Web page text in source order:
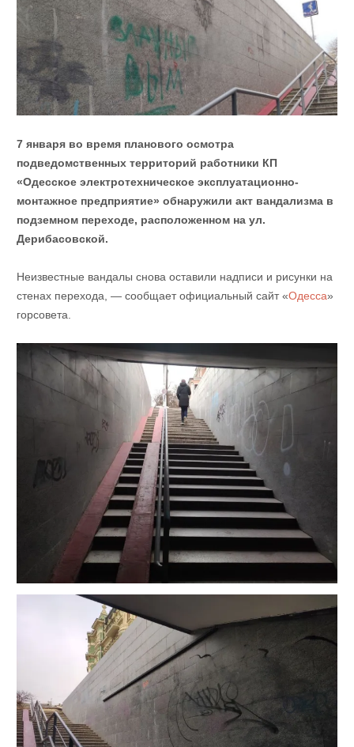
7 января во время планового осмотра
подведомственных территорий работники КП
«Одесское электротехническое эксплуатационно-
монтажное предприятие» обнаружили акт вандализма в
подземном переходе, расположенном на ул.
Дерибасовской.
Неизвестные вандалы снова оставили надписи и рисунки на
стенах перехода, — сообщает официальный сайт «Одесса»
горсовета.